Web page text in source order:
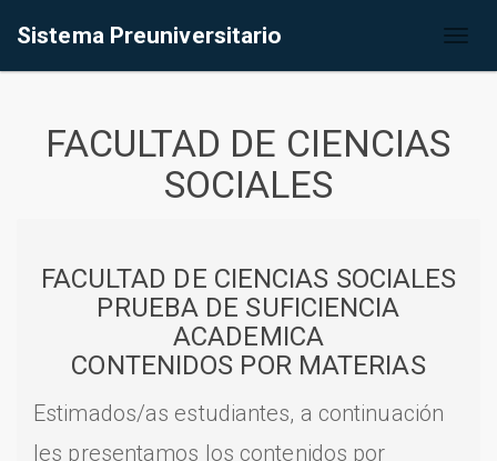
Sistema Preuniversitario
FACULTAD DE CIENCIAS
SOCIALES
FACULTAD DE CIENCIAS SOCIALES
PRUEBA DE SUFICIENCIA
ACADEMICA
CONTENIDOS POR MATERIAS
Estimados/as estudiantes, a continuación
les presentamos los contenidos por